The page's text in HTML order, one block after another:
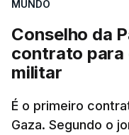
MUNDO
Conselho da
contrato para
militar
É o primeiro
Gaza. Segundo o